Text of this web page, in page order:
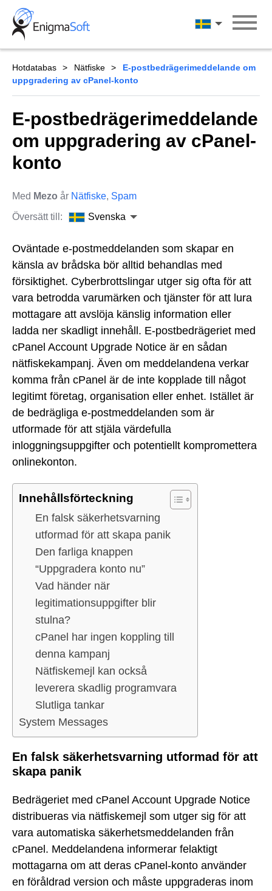
Skip
content
Svenska
Hotdatabas Nätfiske
E-postbedrägerimeddelande om
uppgradering av cPanel-konto
E-postbedrägerimeddelande
om uppgradering av cPanel-
konto
Med Mezo år Nätfiske, Spam
Översätt till:
Svenska
Oväntade e-postmeddelanden som skapar en
känsla av brådska bör alltid behandlas med
försiktighet. Cyberbrottslingar utger sig ofta för att
vara betrodda varumärken och tjänster för att lura
mottagare att avslöja känslig information eller
ladda ner skadligt innehåll. E-postbedrägeriet med
cPanel Account Upgrade Notice är en sådan
nätfiskekampanj. Även om meddelandena verkar
komma från cPanel är de inte kopplade till något
legitimt företag, organisation eller enhet. Istället är
de bedrägliga e-postmeddelanden som är
utformade för att stjäla värdefulla
inloggningsuppgifter och potentiellt kompromettera
onlinekonton.
Innehållsförteckning
En falsk säkerhetsvarning
utformad för att skapa panik
Den farliga knappen
“Uppgradera konto nu”
Vad händer när
legitimationsuppgifter blir
stulna?
cPanel har ingen koppling till
denna kampanj
Nätfiskemejl kan också
leverera skadlig programvara
Slutliga tankar
System Messages
En falsk säkerhetsvarning utformad för att
skapa panik
Bedrägeriet med cPanel Account Upgrade Notice
distribueras via nätfiskemejl som utger sig för att
vara automatiska säkerhetsmeddelanden från
cPanel. Meddelandena informerar felaktigt
mottagarna om att deras cPanel-konto använder
en föråldrad version och måste uppgraderas inom